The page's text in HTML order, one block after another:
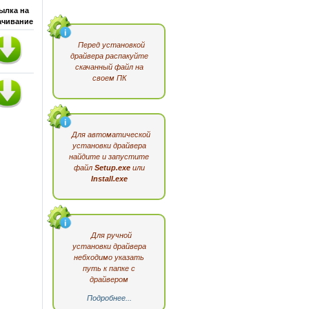
Перед установкой
драйвера распакуйте
скачанный файл на
своем ПК
Для автоматической
установки драйвера
найдите и запустите
файл Setup.exeили
Install.exe
Для ручной
установки драйвера
небходимо указать
путь к папке с
драйвером
Подробнее...
на